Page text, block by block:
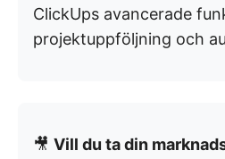
ClickUps avancerade
projektuppföljning och
🎥 Vill du ta din